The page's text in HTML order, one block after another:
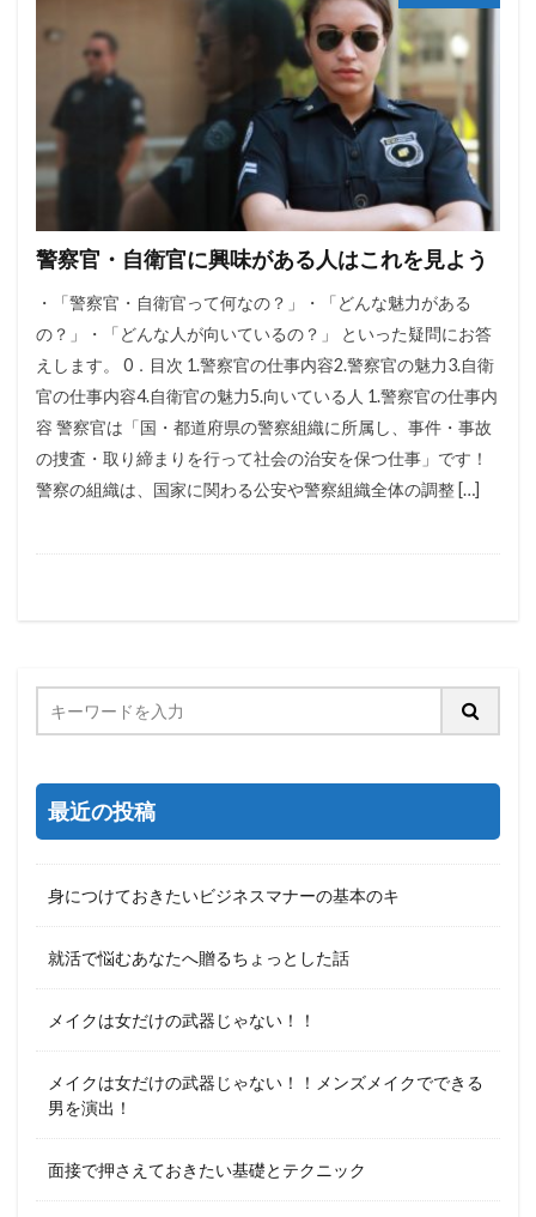
警察官・自衛官に興味がある人はこれを見よう
・「警察官・自衛官って何なの？」・「どんな魅力がある
の？」・「どんな人が向いているの？」 といった疑問にお答
えします。 0．目次 1.警察官の仕事内容2.警察官の魅力3.自衛
官の仕事内容4.自衛官の魅力5.向いている人 1.警察官の仕事内
容 警察官は「国・都道府県の警察組織に所属し、事件・事故
の捜査・取り締まりを行って社会の治安を保つ仕事」です！
警察の組織は、国家に関わる公安や警察組織全体の調整 […]
最近の投稿
身につけておきたいビジネスマナーの基本のキ
就活で悩むあなたへ贈るちょっとした話
メイクは女だけの武器じゃない！！
メイクは女だけの武器じゃない！！メンズメイクでできる
男を演出！
面接で押さえておきたい基礎とテクニック